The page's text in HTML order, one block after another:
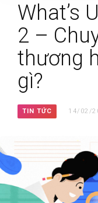
What’s
2 –
thương
gì?
TIN TỨC 14/02/